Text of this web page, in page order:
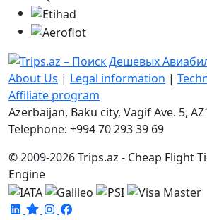
About Us | Legal information |
Affiliate program
Azerbaijan, Baku city, Vagif Ave. 5,
Telephone: +994 70 293 39 69
© 2009-2026 Trips.az - Cheap Flight
Engine